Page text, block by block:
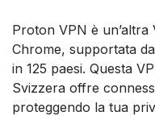
Proton VPN è
Chrome, supportata
in 125 paesi. Questa
Svizzera offre
proteggendo la tua